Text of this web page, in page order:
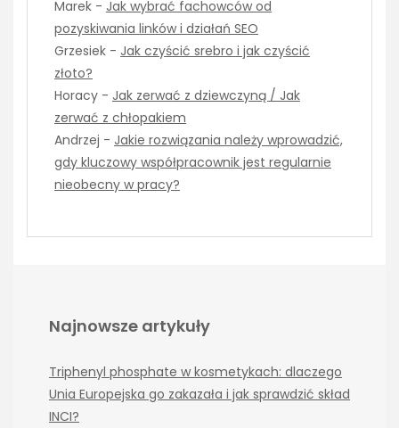
Marek - Jak wybrać fachowców od
pozyskiwania linków i działań SEO
Grzesiek - Jak czyścić srebro i jak czyścić
złoto?
Horacy - Jak zerwać z dziewczyną / Jak
zerwać z chłopakiem
Andrzej - Jakie rozwiązania należy wprowadzić,
gdy kluczowy współpracownik jest regularnie
nieobecny w pracy?
Najnowsze artykuły
Triphenyl phosphate w kosmetykach: dlaczego
Unia Europejska go zakazała i jak sprawdzić skład
INCI?